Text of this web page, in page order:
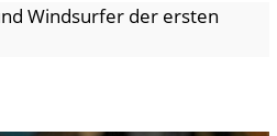
Windsurfer der ersten